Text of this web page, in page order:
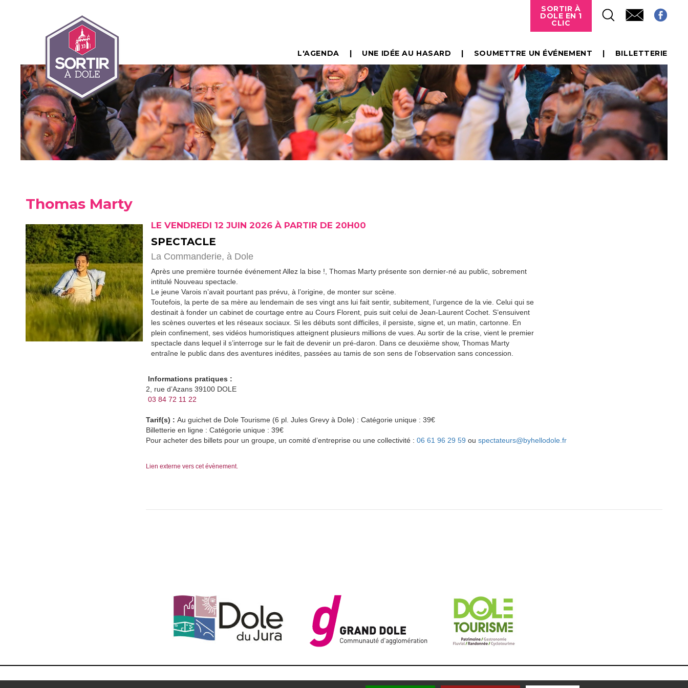
SORTIR À
DOLE EN 1
CLIC
L'AGENDA UNE IDÉE AU HASARD SOUMETTRE UN ÉVÉNEMENT BILLETTERIE
Thomas Marty
LE VENDREDI 12 JUIN 2026 À PARTIR DE 20H00
SPECTACLE
La Commanderie, à Dole
Après une première tournée événementAllez la bise ! , Thomas Marty présente son dernier-né au public, sobrement
intitulé Nouveau spectacle
Le jeune Varois n’avait pourtant pas prévu, à l’origine, de monter sur scène.
Toutefois, la perte de sa mère au lendemain de ses vingt ans lui fait sentir, subitement, l’urgence de la vie. Celui qui se
destinait à fonder un cabinet de courtage entre au Cours Florent, puis suit celui de Jean-Laurent Cochet. S’ensuivent
les scènes ouvertes et les réseaux sociaux. Si les débuts sont difficiles, il persiste, signe et, un matin, cartonne. En
plein confinement, ses vidéos humoristiques atteignent plusieurs millions de vues. Au sortir de la crise, vient le premier
spectacle dans lequel il s’interroge sur le fait de devenir un pré-daron. Dans ce deuxième show, Thomas Marty
entraîne le public dans des aventures inédites, passées au tamis de son sens de l’observation sans concession.
Informations pratiques :
2, rue d’Azans 39100 DOLE
03 84 72 11 22
Tarif(s) : Au guichet de Dole Tourisme (6 pl. Jules Grevy à Dole) : Catégorie unique : 39€
Billetterie en ligne : Catégorie unique : 39€
Pour acheter des billets pour un groupe, un comité d’entreprise ou une collectivité : 06 61 96 29 59 ou spectateurs@byhellodole.fr
Lien externe vers cet évènement.